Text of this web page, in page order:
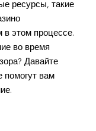
ресурсы, такие
в этом процессе.
во время
Давайте
помогут вам